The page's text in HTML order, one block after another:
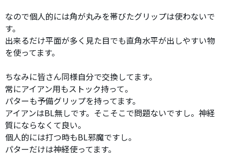
なので個人的には角が丸みを帯びたグリップは使わないで
す。
出来るだけ平面が多く見た目でも直角水平が出しやすい物
を使ってます。
ちなみに皆さん同様自分で交換してます。
常にアイアン用もストック持って。
パターも予備グリップを持ってます。
アイアンはBL無しです。そこそこで問題ないですし。神経
質にならなくて良い。
個人的には打つ時もBL邪魔ですし。
パターだけは神経使ってます。